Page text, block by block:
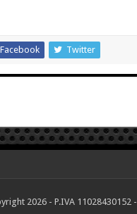
Facebook Twitter
2026 - P.IVA 11028430152 -